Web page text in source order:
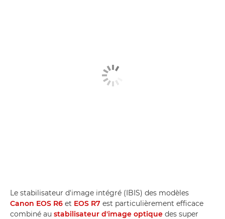
Le stabilisateur d'image intégré (IBIS) des modèles
Canon EOS R6 et EOS R7 est particulièrement efficace
combiné au stabilisateur d'image optique des super